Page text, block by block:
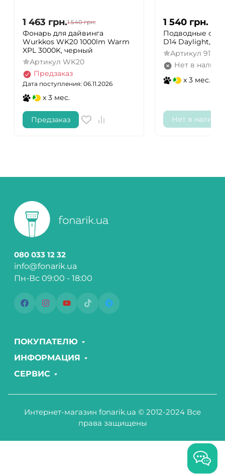
1 463 грн.1 540 грн.
Фонарь для дайвинга
Wurkkos WK20 1000lm Warm
XPL 3000K, черный
Артикул WK20
Предзаказ
Дата поступления: 06.11.2026
x 3 мес.
Предзаказ
1 540 грн.
Подводные
D14 Daylight, 85
Артикул 9114W
Нет в
x 3 мес.
Нет в
080 033 12 32
info@fonarik.ua
Пн-Вс 09:00 - 18:00
ПОКУПАТЕЛЮ
ИНФОРМАЦИЯ
СЕРВИС
Интернет-магазин fonarik.ua © 2012-2024 Все
права защищены